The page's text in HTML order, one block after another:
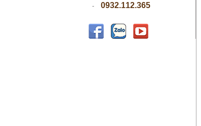
- 0932.112.365